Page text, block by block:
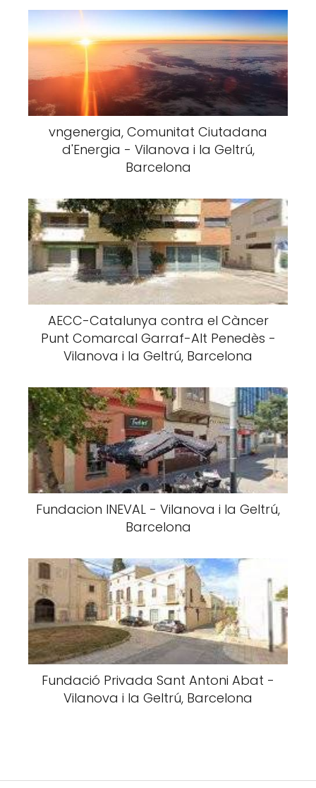
vngenergia, Comunitat Ciutadana
d'Energia - Vilanova i la Geltrú,
Barcelona
AECC-Catalunya contra el Càncer
Punt Comarcal Garraf-Alt Penedès -
Vilanova i la Geltrú, Barcelona
Fundacion INEVAL - Vilanova i la Geltrú,
Barcelona
Fundació Privada Sant Antoni Abat -
Vilanova i la Geltrú, Barcelona